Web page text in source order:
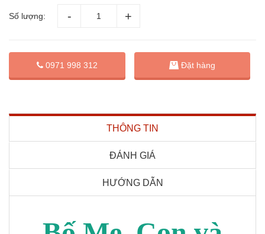
Số lượng:
0971 998 312 Đặt hàng
THÔNG TIN
ĐÁNH GIÁ
HƯỚNG DẪN